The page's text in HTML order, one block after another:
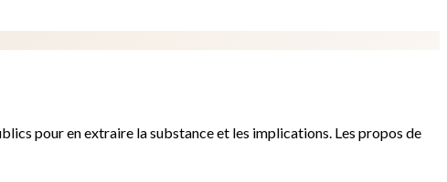
pour en extraire la substance et les implications. Les propos de